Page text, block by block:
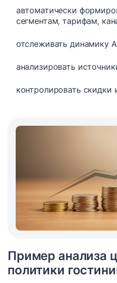
автоматически
сегментам, тарифам,
отслеживать динамику
анализировать
контролировать скидки
Пример анализа
политики